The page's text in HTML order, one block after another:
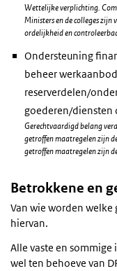
Wettelijke verplichting.
Ministers en de colleges
ordelijkheid en
Ondersteuning
beheer
reserverdelen/
goederen/diensten
Gerechtvaardigd belang
getroffen maatregelen zijn
getroffen maatregelen zijn
Betrokkene en
Van wie worden welke
hiervan.
Alle vaste en
wel ten behoeve van